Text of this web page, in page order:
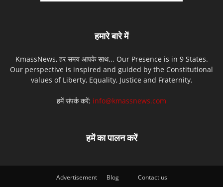
हमारे बारे में
KmassNews, हर समय आपके साथ... Our Presence is in 9 States.
Our perspective is inspired and guided by the Constitutional
values of Liberty, Equality, Justice and Fraternity.
हमें संपर्क करें: info@kmassnews.com
हमें का पालन करें
Advertisement Blog Contact us